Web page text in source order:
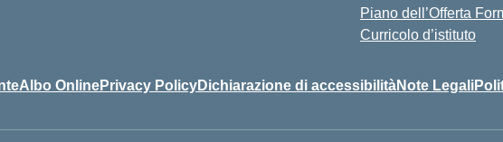
Piano dell’Offerta
Curricolo d’istituto
Albo OnlinePrivacy PolicyDichiarazione di accessibilitàNote Legali